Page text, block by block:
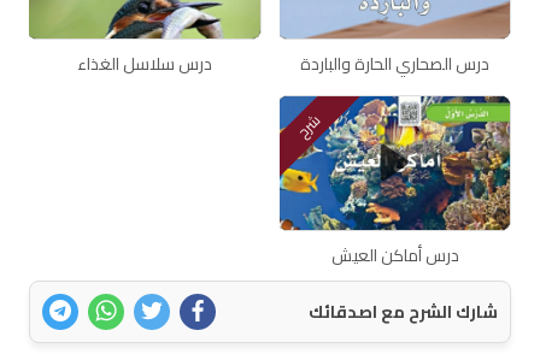
درس الصحاري الحارة والباردة درس سلاسل الغذاء
شرح
درس أماكن العيش
شارك الشرح مع اصدقائك